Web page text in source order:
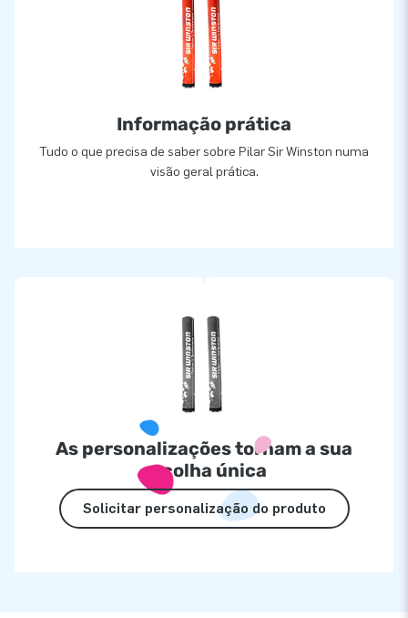
Informação prática
Tudo o que precisa de saber sobre Pilar Sir Winston numa
visão geral prática.
As personalizações tornam a sua
escolha única
Solicitar personalização do produto